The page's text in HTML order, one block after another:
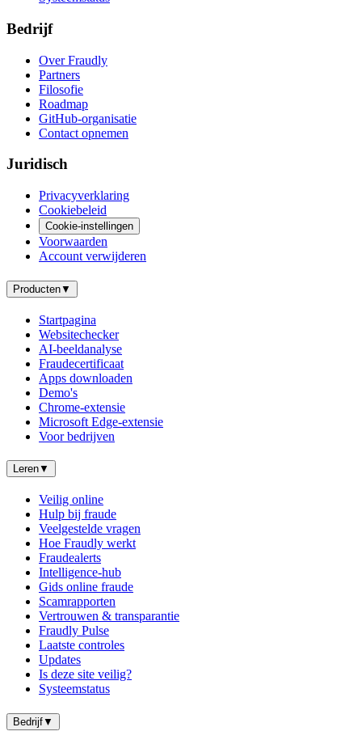
Bedrijf
Over Fraudly
Partners
Filosofie
Roadmap
GitHub-organisatie
Contact opnemen
Juridisch
Privacyverklaring
Cookiebeleid
Cookie-instellingen
Voorwaarden
Account verwijderen
Producten▼
Startpagina
Websitechecker
AI-beeldanalyse
Fraudecertificaat
Apps downloaden
Demo's
Chrome-extensie
Microsoft Edge-extensie
Voor bedrijven
Leren▼
Veilig online
Hulp bij fraude
Veelgestelde vragen
Hoe Fraudly werkt
Fraudealerts
Intelligence-hub
Gids online fraude
Scamrapporten
Vertrouwen & transparantie
Fraudly Pulse
Laatste controles
Updates
Is deze site veilig?
Systeemstatus
Bedrijf▼